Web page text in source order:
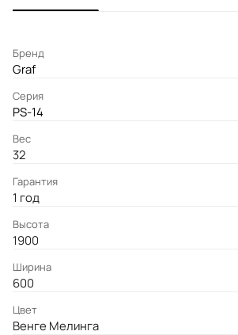
Бренд
Graf
Серия
PS-14
Вес
32
Гарантия
1 год
Высота
1900
Ширина
600
Цвет
Венге Мелинга